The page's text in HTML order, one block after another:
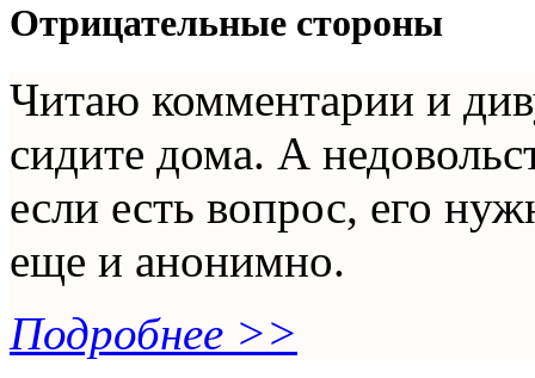
Отрицательные стороны
Читаю комментарии и
сидите дома. А
если есть вопрос, его
еще и анонимно.
Подробнее >>